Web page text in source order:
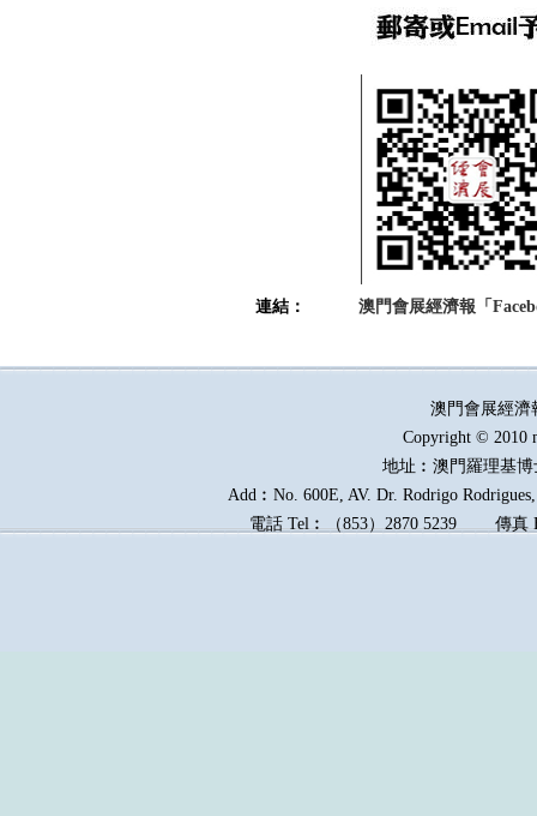
連結： 澳門會展經濟報「
澳門會展經
Copyright © 2010
地址︰澳門羅理基
Add︰No. 600E, AV. Dr. Rodrigo
電話 Tel︰（853）2870 5239傳真